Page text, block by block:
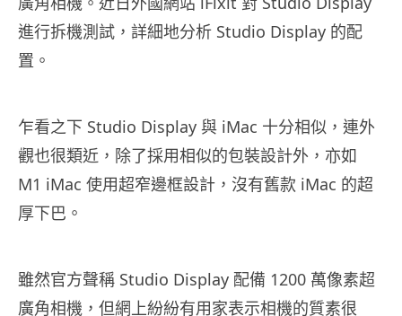
進行拆機測試，詳細地分析 Studio Display 的配
置。
乍看之下 Studio Display 與 iMac 十分相似，連外
觀也很類近，除了採用相似的包裝設計外，亦如
M1 iMac 使用超窄邊框設計，沒有舊款 iMac 的超
厚下巴。
雖然官方聲稱 Studio Display 配備 1200 萬像素超
廣角相機，但網上紛紛有用家表示相機的質素很